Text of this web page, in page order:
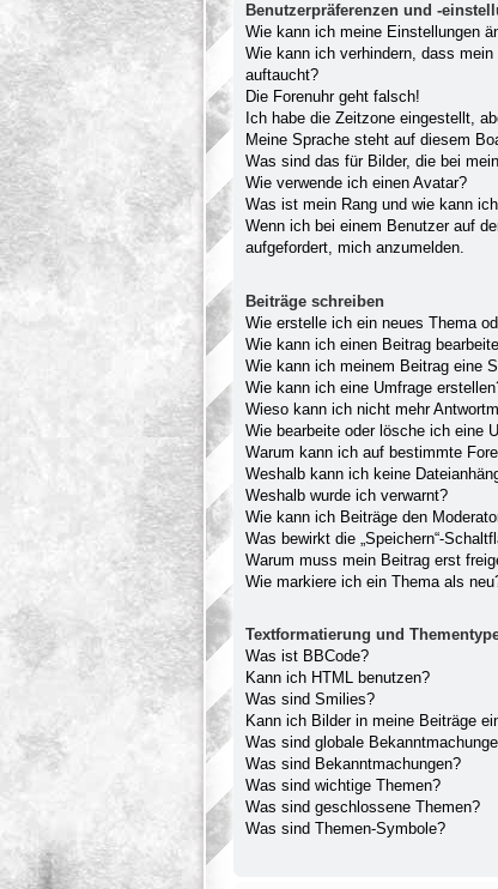
Benutzerpräferenzen und -
Wie kann ich meine Einstellungen
Wie kann ich verhindern, dass
auftaucht?
Die Forenuhr geht falsch!
Ich habe die Zeitzone eingestellt,
Meine Sprache steht auf diesem
Was sind das für Bilder, die bei
Wie verwende ich einen Avatar?
Was ist mein Rang und wie kann
Wenn ich bei einem Benutzer auf
aufgefordert, mich anzumelden.
Beiträge schreiben
Wie erstelle ich ein neues Thema
Wie kann ich einen Beitrag
Wie kann ich meinem Beitrag eine
Wie kann ich eine Umfrage
Wieso kann ich nicht mehr
Wie bearbeite oder lösche ich eine
Warum kann ich auf bestimmte
Weshalb kann ich keine
Weshalb wurde ich verwarnt?
Wie kann ich Beiträge den
Was bewirkt die „Speichern“-
Warum muss mein Beitrag erst
Wie markiere ich ein Thema als
Textformatierung und
Was ist BBCode?
Kann ich HTML benutzen?
Was sind Smilies?
Kann ich Bilder in meine Beiträge
Was sind globale
Was sind Bekanntmachungen?
Was sind wichtige Themen?
Was sind geschlossene Themen?
Was sind Themen-Symbole?